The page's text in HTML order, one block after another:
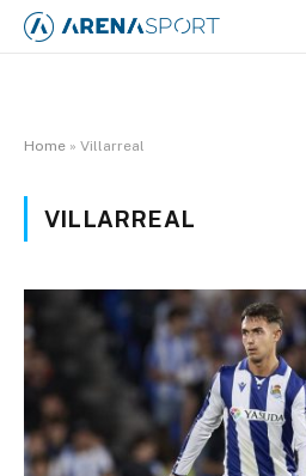
Home » Villarreal
VILLARREAL